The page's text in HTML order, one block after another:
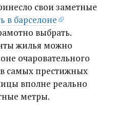
свои заметные
в барселоне
выбрать.
жилья можно
очаровательного
самых престижных
вполне реально
метры.